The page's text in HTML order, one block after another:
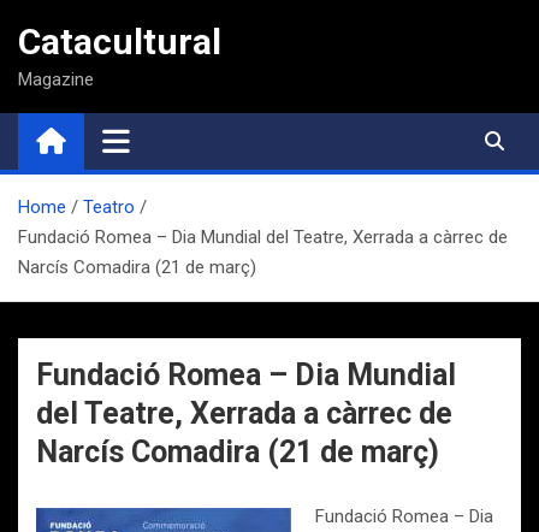
contenido
Catacultural
Magazine
Home
Teatro
Fundació Romea – Dia Mundial del Teatre, Xerrada a càrrec de
Narcís Comadira (21 de març)
Fundació Romea – Dia Mundial
del Teatre, Xerrada a càrrec de
Narcís Comadira (21 de març)
Fundació Romea – Dia